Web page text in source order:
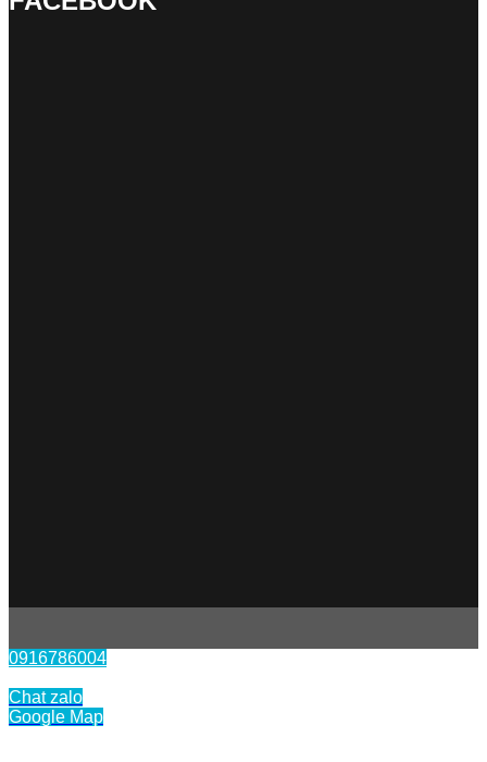
0916786004
Chat zalo
Google Map